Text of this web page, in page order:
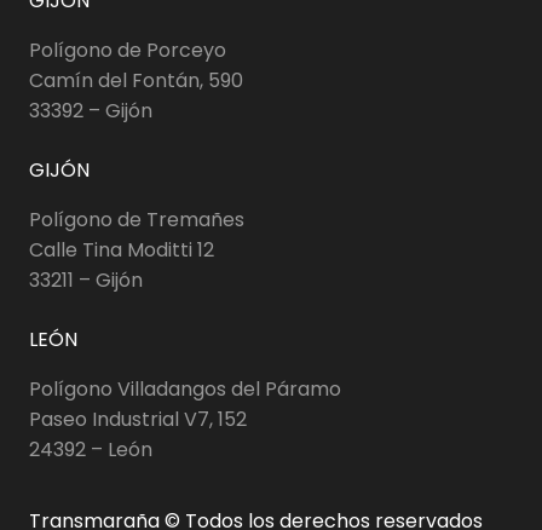
Polígono de Porceyo
Camín del Fontán, 590
33392 – Gijón
GIJÓN
Polígono de Tremañes
Calle Tina Moditti 12
33211 – Gijón
LEÓN
Polígono Villadangos del Páramo
Paseo Industrial V7, 152
24392 – León
Transmaraña © Todos los derechos reservados